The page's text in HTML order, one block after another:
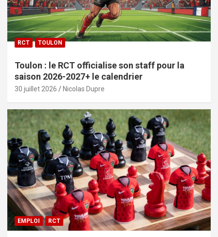
RCT TOULON
Toulon : le RCT officialise son staff pour la
saison 2026-2027+ le calendrier
30 juillet 2026 Nicolas Dupre
EMPLOI RCT